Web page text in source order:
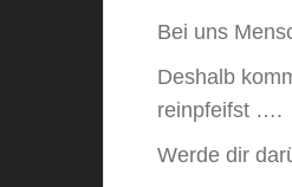
Bei uns
Deshalb
reinpfeifst ….
Werde dir